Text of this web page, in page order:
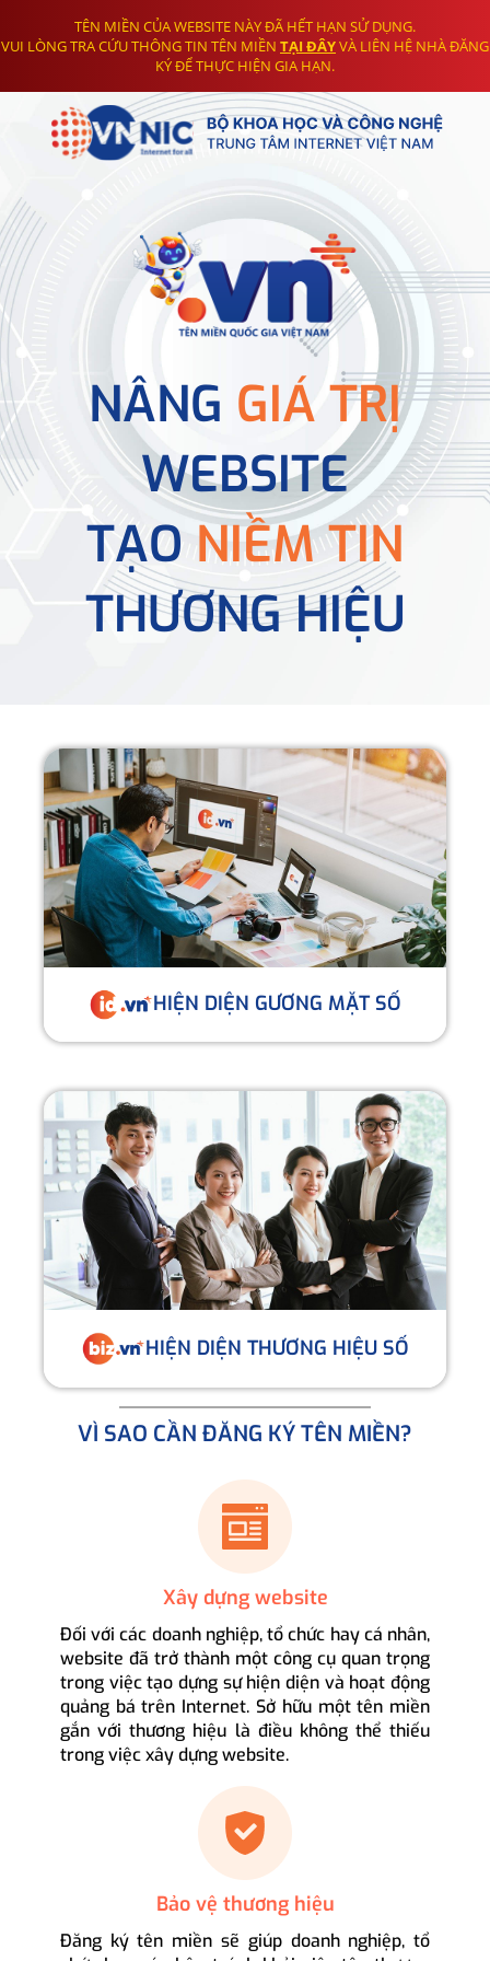
TÊN MIỀN CỦA WEBSITE NÀY ĐÃ HẾT HẠN SỬ DỤNG.
VUI LÒNG TRA CỨU THÔNG TIN TÊN MIỀN TẠI ĐÂYVÀ LIÊN HỆ NHÀ ĐĂNG
KÝ ĐỂ THỰC HIỆN GIA HẠN.
NÂNG GIÁ TRỊ
WEBSITE
TẠONIỀM TIN
THƯƠNG HIỆU
HIỆN DIỆN GƯƠNG MẶT SỐ
HIỆN DIỆN THƯƠNG HIỆU SỐ
VÌ SAO CẦN ĐĂNG KÝ TÊN MIỀN?
Xây dựng website
Đối với các doanh nghiệp, tổ chức hay cá nhân,
website đã trở thành một công cụ quan trọng
trong việc tạo dựng sự hiện diện và hoạt động
quảng bá trên Internet. Sở hữu một tên miền
gắn với thương hiệu là điều không thể thiếu
trong việc xây dựng website.
Bảo vệ thương hiệu
Đăng ký tên miền sẽ giúp doanh nghiệp, tổ